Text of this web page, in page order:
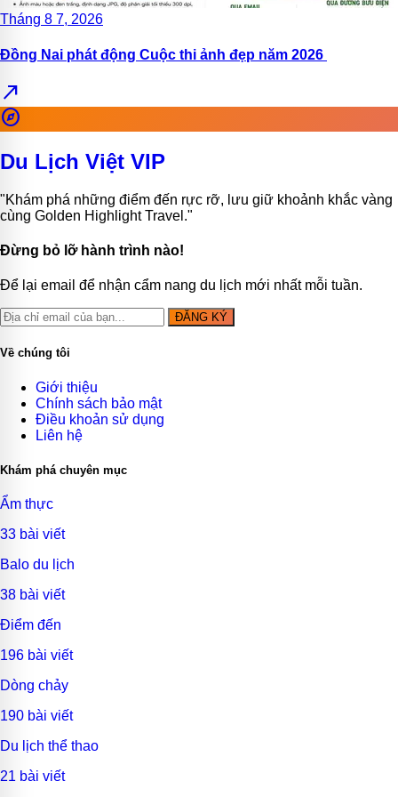
Tháng 8 7, 2026
Đồng Nai phát động Cuộc thi ảnh đẹp năm 2026
north_east
explore
Du Lịch Việt VIP
"Khám phá những điểm đến rực rỡ, lưu giữ khoảnh khắc vàng
cùng Golden Highlight Travel."
Đừng bỏ lỡ hành trình nào!
Để lại email để nhận cẩm nang du lịch mới nhất mỗi tuần.
ĐĂNG KÝ
Về chúng tôi
Giới thiệu
Chính sách bảo mật
Điều khoản sử dụng
Liên hệ
Khám phá chuyên mục
Ẩm thực
33 bài viết
Balo du lịch
38 bài viết
Điểm đến
196 bài viết
Dòng chảy
190 bài viết
Du lịch thể thao
21 bài viết